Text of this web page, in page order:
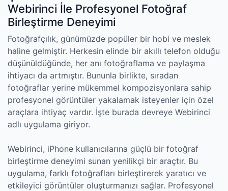
Webirinci İle Profesyonel Fotoğraf
Birleştirme Deneyimi
Fotoğrafçılık, günümüzde popüler bir hobi ve meslek
haline gelmiştir. Herkesin elinde bir akıllı telefon olduğu
düşünüldüğünde, her anı fotoğraflama ve paylaşma
ihtiyacı da artmıştır. Bununla birlikte, sıradan
fotoğraflar yerine mükemmel kompozisyonlara sahip
profesyonel görüntüler yakalamak isteyenler için özel
araçlara ihtiyaç vardır. İşte burada devreye Webirinci
adlı uygulama giriyor.
Webirinci, iPhone kullanıcılarına güçlü bir fotoğraf
birleştirme deneyimi sunan yenilikçi bir araçtır. Bu
uygulama, farklı fotoğrafları birleştirerek yaratıcı ve
etkileyici görüntüler oluşturmanızı sağlar. Profesyonel